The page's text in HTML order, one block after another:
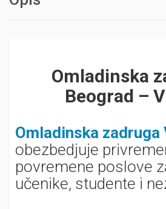
Omladinska
Beograd –
Omladinska zadruga
obezbedjuje
povremene poslove
učenike, studente i